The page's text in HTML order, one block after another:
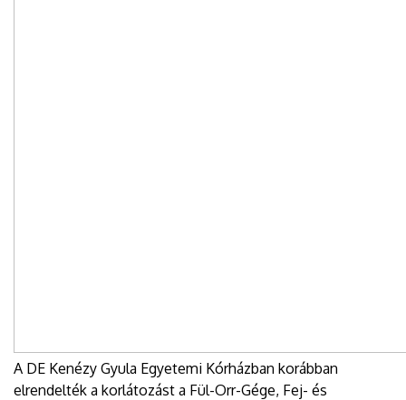
A DE Kenézy Gyula Egyetemi Kórházban korábban
elrendelték a korlátozást a Fül-Orr-Gége, Fej- és